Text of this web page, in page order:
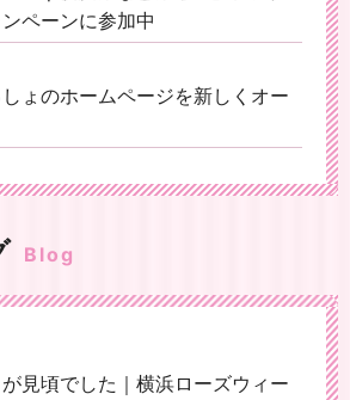
ペーンに参加中
ょのホームページを新しくオー
Blog
見頃でした｜横浜ローズウィー